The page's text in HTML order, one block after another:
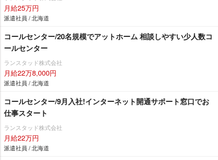
月給25万円
派遣社員 / 北海道
コールセンター/20名規模でアットホーム 相談しやすい少人数コ
ールセンター
ランスタッド株式会社
月給22万8,000円
派遣社員 / 北海道
コールセンター/9月入社!インターネット開通サポート窓口でお
仕事スタート
ランスタッド株式会社
月給22万円
派遣社員 / 北海道